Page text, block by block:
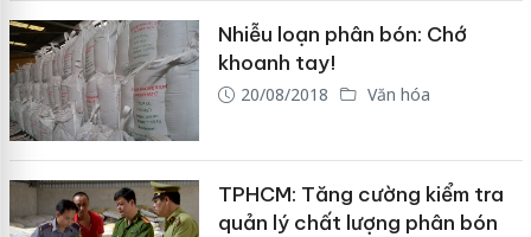
Nhiễu loạn phân bón: Chớ
khoanh tay!
20/08/2018 Văn hóa
TPHCM: Tăng cường kiểm tra
quản lý chất lượng phân bón